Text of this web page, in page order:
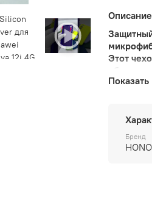
Описание
Этот
Бренд